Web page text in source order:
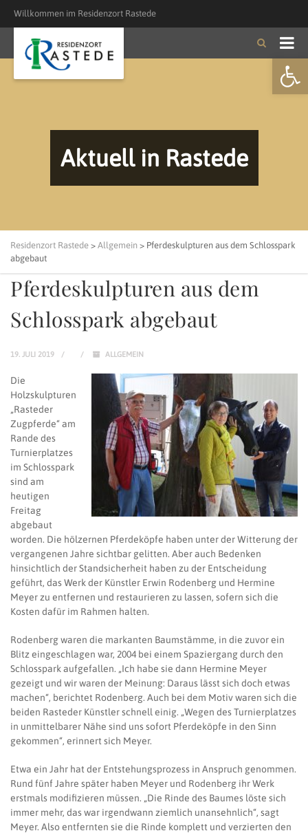
Willkommen im Residenzort Rastede
Aktuell in Rastede
Residenzort Rastede > Allgemein > Pferdeskulpturen aus dem Schlosspark
abgebaut
Pferdeskulpturen aus dem
Schlosspark abgebaut
19. JULI 2019 ALLGEMEIN
Die
Holzskulpturen
„Rasteder
Zugpferde“ am
Rande des
Turnierplatzes
im Schlosspark
sind am
heutigen
Freitag
abgebaut
worden. Die hölzernen Pferdeköpfe haben unter der Witterung der
vergangenen Jahre sichtbar gelitten. Aber auch Bedenken
hinsichtlich der Standsicherheit haben zu der Entscheidung
geführt, das Werk der Künstler Erwin Rodenberg und Hermine
Meyer zu entfernen und restaurieren zu lassen, sofern sich die
Kosten dafür im Rahmen halten.
Rodenberg waren die markanten Baumstämme, in die zuvor ein
Blitz eingeschlagen war, 2004 bei einem Spaziergang durch den
Schlosspark aufgefallen. „Ich habe sie dann Hermine Meyer
gezeigt und wir waren der Meinung: Daraus lässt sich doch etwas
machen“, berichtet Rodenberg. Auch bei dem Motiv waren sich die
beiden Rasteder Künstler schnell einig. „Wegen des Turnierplatzes
in unmittelbarer Nähe sind uns sofort Pferdeköpfe in den Sinn
gekommen“, erinnert sich Meyer.
Etwa ein Jahr hat der Entstehungsprozess in Anspruch genommen.
Rund fünf Jahre später haben Meyer und Rodenberg ihr Werk
erstmals modifizieren müssen. „Die Rinde des Baumes löste sich
immer mehr, das war irgendwann ziemlich unansehnlich“, sagt
Meyer. Also entfernten sie die Rinde komplett und verzierten den